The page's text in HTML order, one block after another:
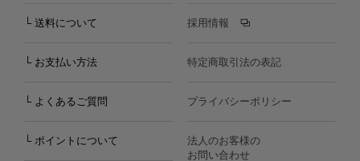
└ 送料について
└ お支払い方法
└ よくあるご質問
└ ポイントについて
採用情報
特定商取引法の表記
プライバシーポリシー
法人のお客様の
お問い合わせ